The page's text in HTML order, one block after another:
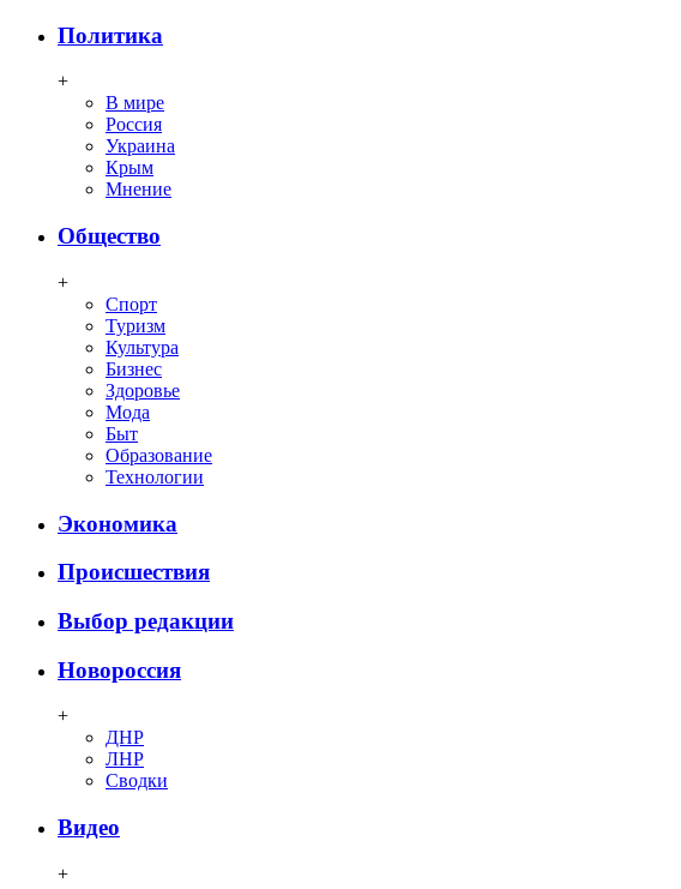
Политика
+
В мире
Россия
Украина
Крым
Мнение
Общество
+
Спорт
Туризм
Культура
Бизнес
Здоровье
Мода
Быт
Образование
Технологии
Экономика
Происшествия
Выбор редакции
Новороссия
+
ДНР
ЛНР
Сводки
Видео
+